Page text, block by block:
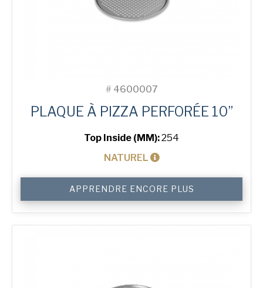
# 4600007
PLAQUE À PIZZA PERFORÉE 10”
Top Inside (MM):254
NATUREL
10"
Perforated
Pizza
APPRENDRE ENCORE PLUS